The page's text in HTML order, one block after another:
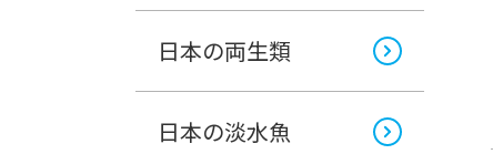
日本の両生類
日本の淡水魚